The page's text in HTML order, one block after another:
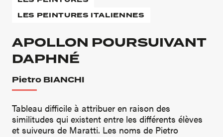
LES PEINTURES ITALIENNES
APOLLON POURSUIVANT
DAPHNÉ
Pietro BIANCHI
Tableau difficile à attribuer en raison des
similitudes qui existent entre les différents élèves
et suiveurs de Maratti. Les noms de Pietro